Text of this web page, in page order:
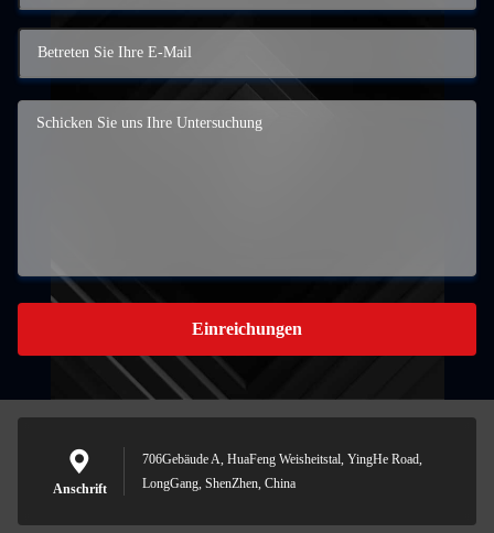
Einreichungen
Anschrift
706Gebäude A, HuaFeng Weisheitstal, YingHe Road,
LongGang, ShenZhen, China